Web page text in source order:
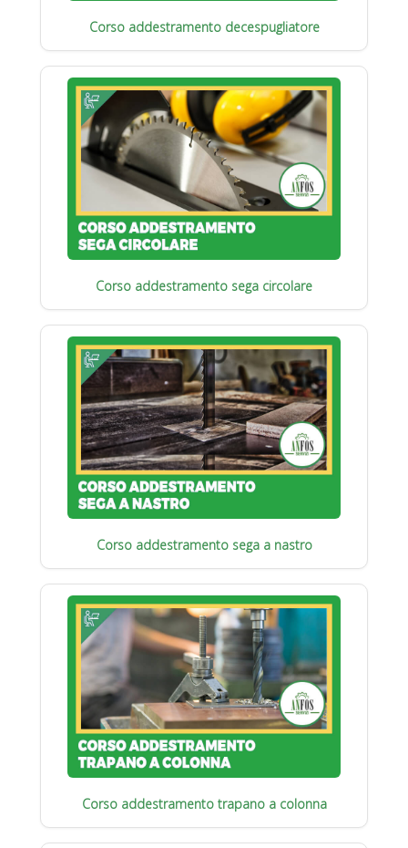
Corso addestramento decespugliatore
Corso addestramento sega circolare
Corso addestramento sega a nastro
Corso addestramento trapano a colonna